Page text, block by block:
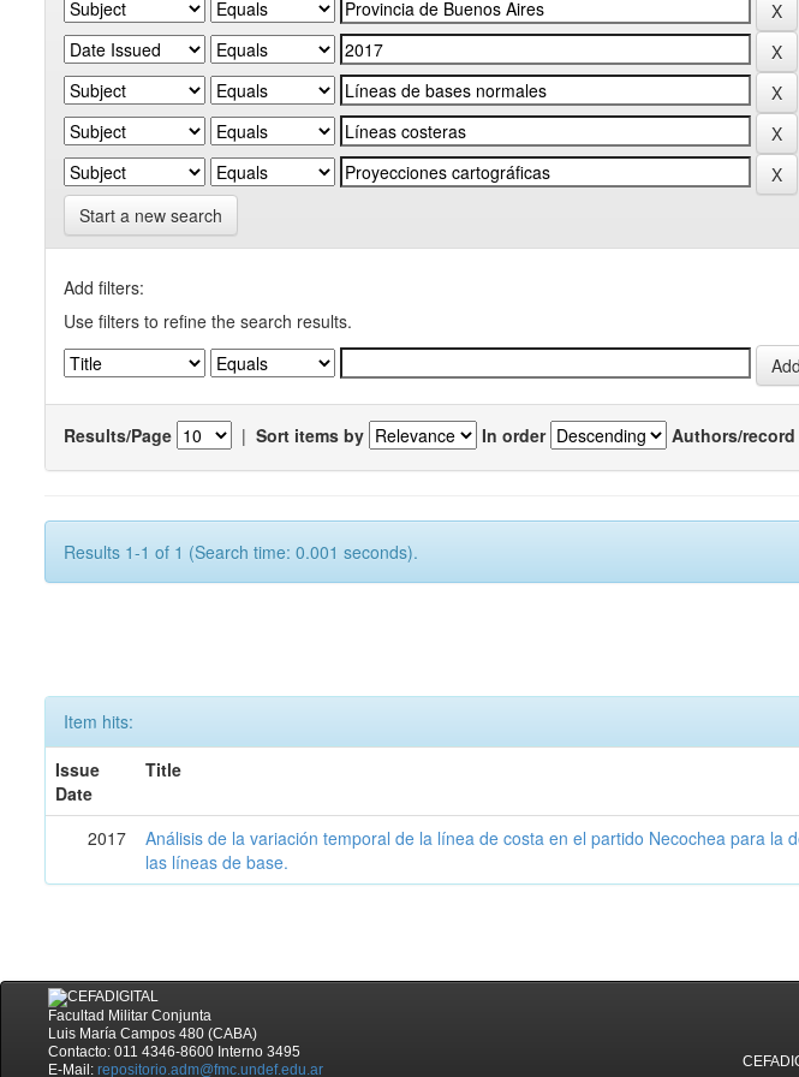
Start a new search
Add filters:
Use filters to refine the search results.
Results/Page | Sort items by In order Authors/record
Results 1-1 of 1 (Search time: 0.001 seconds).
Item hits:
Issue
Date
Title
2017
Análisis de la variación temporal de la línea de costa en el partido Necochea para la
las líneas de base.
Facultad Militar Conjunta
Luis María Campos 480 (CABA)
Contacto: 011 4346-8600 Interno 3495
E-Mail: repositorio.adm@fmc.undef.edu.ar